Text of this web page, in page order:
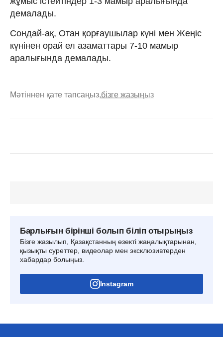
демалады.
Сондай-ақ, Отан қорғаушылар күні мен Жеңіс
күнінен орай ел азаматтары 7-10 мамыр
аралығында демалады.
Мәтіннен қате тапсаңыз,бізге жазыңыз
Барлығын бірінші болып біліп отырыңыз
Бізге жазылып, Қазақстанның өзекті жаңалықтарынан,
қызықты суреттер, видеолар мен эксклюзивтерден
хабардар болыңыз.
Instagram